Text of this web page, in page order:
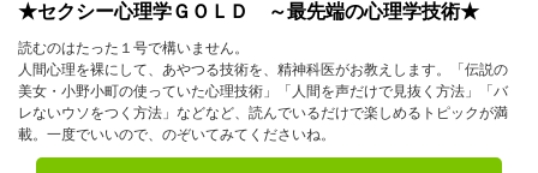
★セクシー心理学ＧＯＬＤ ～最先端の心理学技術★
読むのはたった１号で構いません。
人間心理を裸にして、あやつる技術を、精神科医がお教えします。「伝説の
美女・小野小町の使っていた心理技術」「人間を声だけで見抜く方法」「バ
レないウソをつく方法」などなど、読んでいるだけで楽しめるトピックが満
載。一度でいいので、のぞいてみてくださいね。